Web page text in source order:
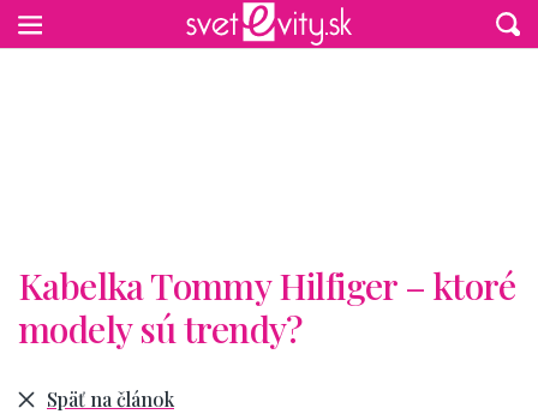
Kabelka Tommy Hilfiger – ktoré
modely sú trendy?
Späť na článok